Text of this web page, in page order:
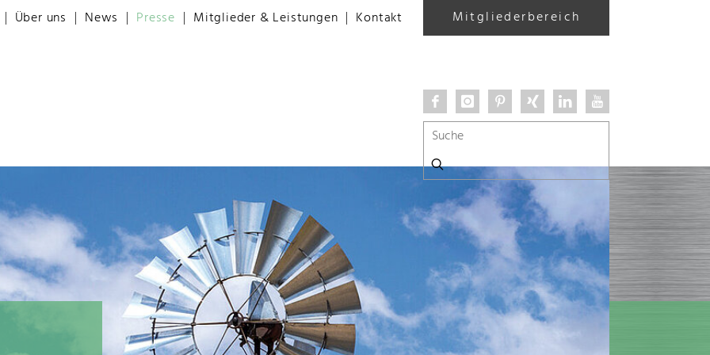
Über uns News Presse Mitglieder & Leistungen Kontakt Mitgliederbereich